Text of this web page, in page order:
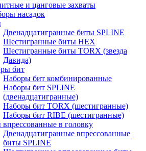
и цанговые захваты
насадок
Двенадцатигранные биты SPLINE
Шестигранные биты HEX
Шестигранные биты TORX (звезда
Давида)
бит
Наборы бит комбинированные
Наборы бит SPLINE
(двенадцатигранные)
Наборы бит TORX (шестигранные)
Наборы бит RIBE (шестигранные)
в головку
Двенадцатигранные впрессованные
биты SPLINE